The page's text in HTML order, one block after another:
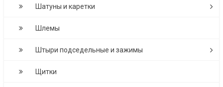
Шатуны и каретки
Шлемы
Штыри подседельные и зажимы
Щитки